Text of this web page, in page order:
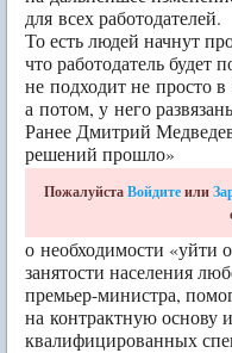
для всех работодателей.
То есть людей начнут
что работодатель будет
не подходит не просто в
а потом, у него
Ранее Дмитрий
решений прошло»
ПожалуйстаВойдитеили
о необходимости «уйти
занятости населения
премьер-министра,
на контрактную основу
квалифицированных